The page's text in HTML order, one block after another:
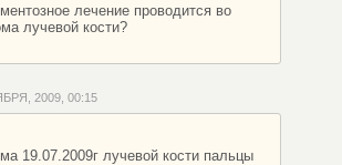
лечение проводится во
лучевой кости?
2009, 00:15
19.07.2009г лучевой кости пальцы